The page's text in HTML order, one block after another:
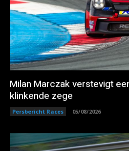
Milan Marczak verstevigt
klinkende zege
Persbericht Races 05/08/2026